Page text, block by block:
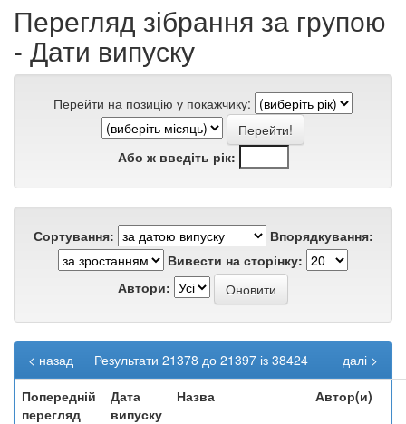
Перегляд зібрання за групою
- Дати випуску
Перейти на позицію у покажчику:
Або ж введіть рік:
Сортування:
Впорядкування:
Вивести на сторінку:
Автори:
Результати 21378 до 21397 із 38424
< назад
далі >
Попередній
перегляд
Дата
випуску
Назва Автор(и)